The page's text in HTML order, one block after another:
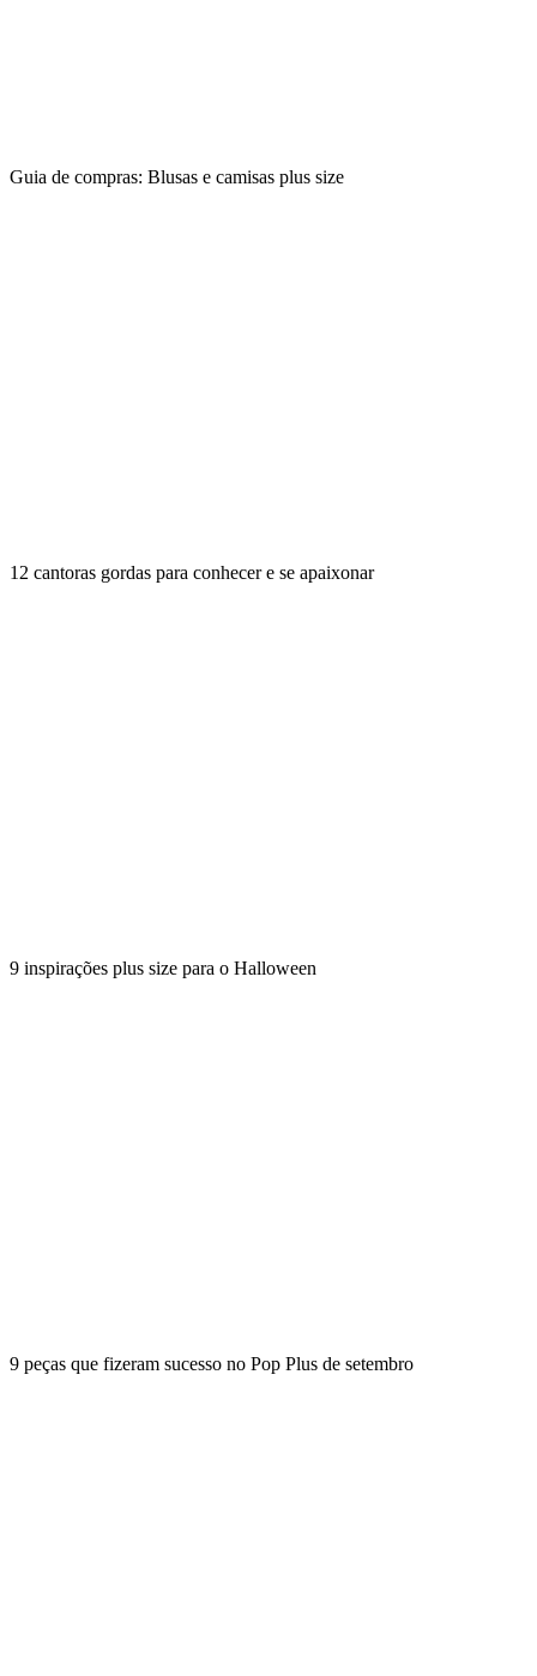
Guia de compras: Blusas e camisas plus size
12 cantoras gordas para conhecer e se apaixonar
9 inspirações plus size para o Halloween
9 peças que fizeram sucesso no Pop Plus de setembro